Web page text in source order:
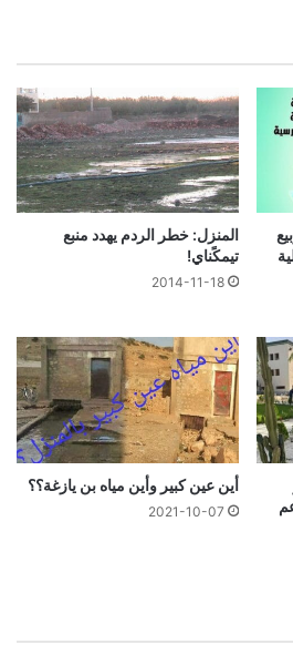
المنزل: خطر الردم يهدد منبع
تيمكًناي!
2014-11-18
أين عين كبير وأين مياه بن يازغة؟؟
2021-10-07